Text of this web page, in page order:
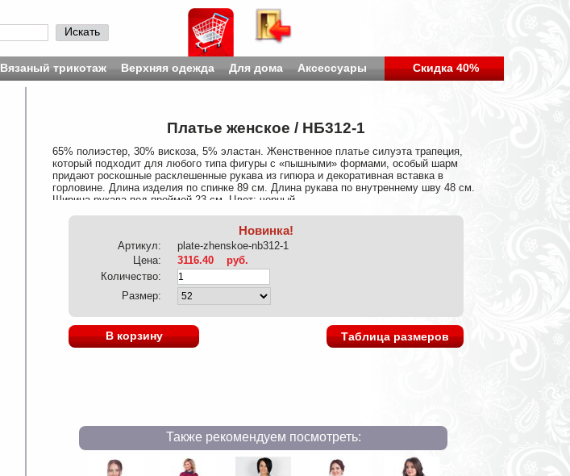
Искать
Вязаный трикотаж Верхняя одежда Для дома Аксессуары Скидка 40%
Платье женское / НБ312-1
65% полиэстер, 30% вискоза, 5% эластан. Женственное платье силуэта трапеция,
который подходит для любого типа фигуры с «пышными» формами, особый шарм
придают роскошные расклешенные рукава из гипюра и декоративная вставка в
горловине. Длина изделия по спинке 89 см. Длина рукава по внутреннему шву 48 см.
Ширина рукава под проймой 23 см. Цвет: черный.
Новинка!
Артикул:
plate-zhenskoe-nb312-1
Цена:
3116.40
руб.
Количество:
Размер:
В корзину Таблица размеров
Также рекомендуем посмотреть: